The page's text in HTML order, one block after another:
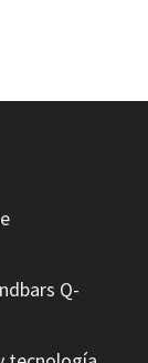
Q-